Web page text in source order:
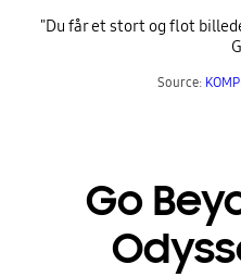
"Du får et stort og flot
Source:
Go